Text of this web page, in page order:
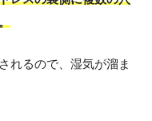
れるので、湿気が溜ま